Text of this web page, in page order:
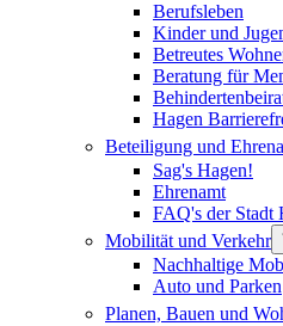
Berufsleben
Kinder und
Betreutes
Beratung für
Hagen
Beteiligung und
Sag's Hagen!
Ehrenamt
FAQ's der Stadt
Mobilität und Verkehr
Nachhaltige
Auto und Parken
Planen, Bauen und